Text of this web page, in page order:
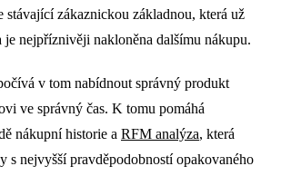
stávající zákaznickou základnou, která už
je nejpříznivěji nakloněna dalšímu nákupu.
v tom nabídnout správný produkt
ve správný čas. K tomu pomáhá
nákupní historie a RFM analýza, která
s nejvyšší pravděpodobností opakovaného